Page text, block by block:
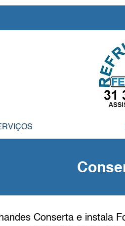
Conserta e instala